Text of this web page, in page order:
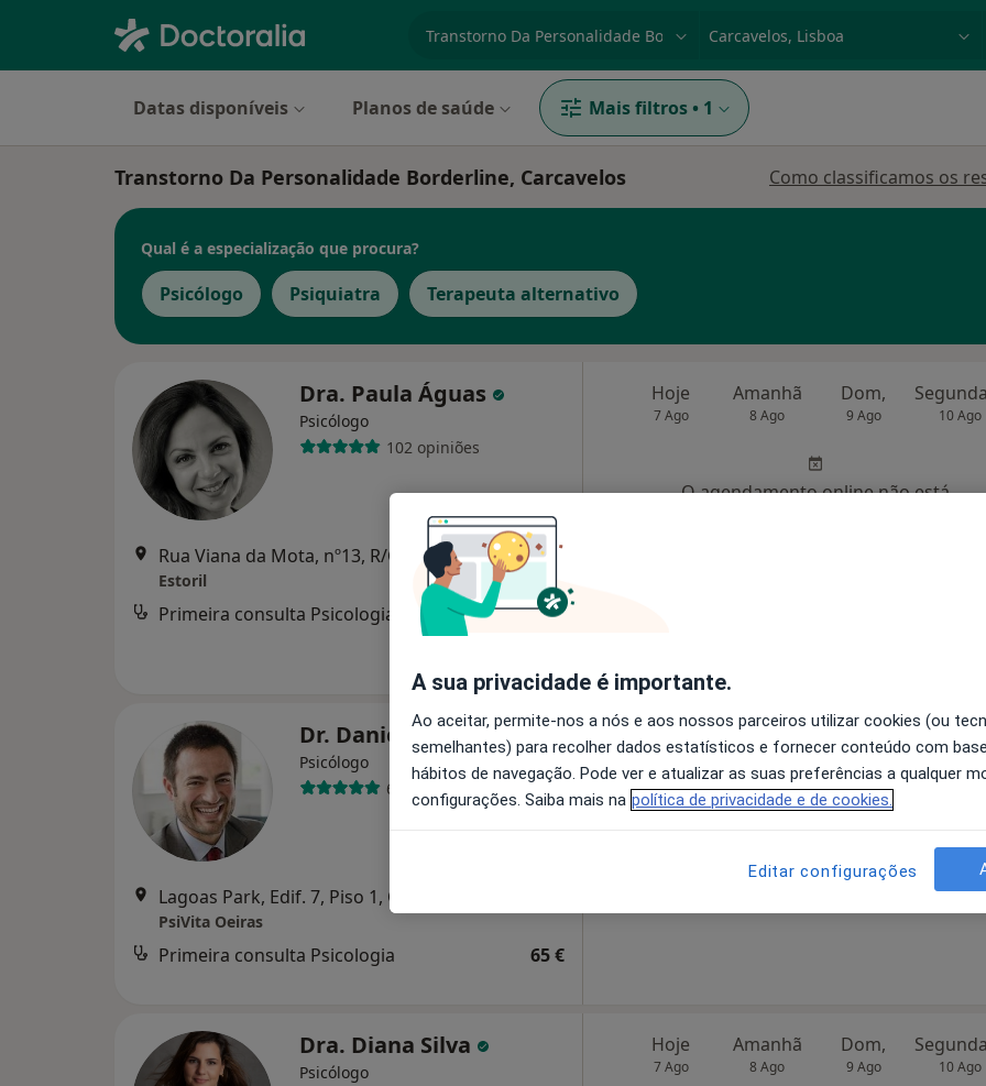
Datas disponíveis Planos de saúde Mais filtros • 1
Transtorno Da Personalidade Borderline, Carcavelos Como classificamos os
Qual é a especialização que procura?
Psicólogo Psiquiatra Terapeuta alternativo
Dra. Paula Águas
Psicólogo
102 opiniões
Rua Viana da Mota, nº13, R/C - São Pedro do Estoril, Estoril • Mapa
Estoril
Primeira consulta Psicologia 65 €
Hoje
7 Ago
Amanhã
8 Ago
Dom,
9 Ago 10 Ago
O agendamento online não está
Dr. Daniel Mira
Psicólogo
64 opiniões
Lagoas Park, Edif. 7, Piso 1, Oeiras
PsiVita Oeiras
Primeira consulta Psicologia 65 €
Hoje
7 Ago
Amanhã
8 Ago
Dom,
9 Ago 10 Ago
disponível
Dra. Diana Silva
Psicólogo
Hoje
7 Ago
Amanhã
8 Ago
Dom,
9 Ago 10 Ago
A sua privacidade é importante.
Ao aceitar, permite-nos a nós e aos nossos parceiros utilizar cookies (ou
semelhantes) para recolher dados estatísticos e fornecer conteúdo com
hábitos de navegação. Pode ver e atualizar as suas preferências a qualquer
configurações. Saiba mais na política de privacidade e de cookies.
Editar configurações